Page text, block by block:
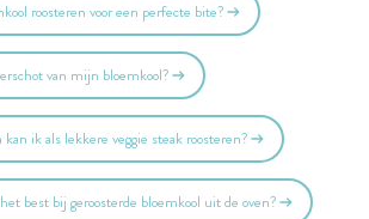
roosteren voor een perfecte bite?
van mijn bloemkool?
ik als lekkere veggie steak roosteren?
best bij geroosterde bloemkool uit de oven?